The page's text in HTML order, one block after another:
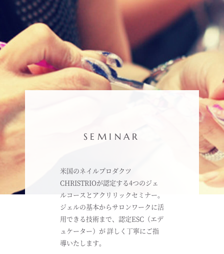
SEMINAR
米国のネイルプロダクツ
CHRISTRIOが認定する4つのジェ
ルコースとアクリリックセミナー。
ジェルの基本からサロンワークに活
用できる技術まで、認定ESC（エデ
ュケーター）が 詳しく丁寧にご指
導いたします。
SEMINAR
CONTACT US